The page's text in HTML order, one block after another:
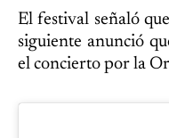
El festival señaló
siguiente anunció
el concierto por la